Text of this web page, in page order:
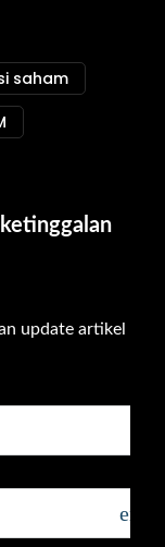
saham
update artikel